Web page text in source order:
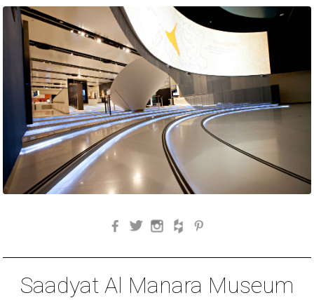
Facebook
TwitterInstagram
Houzz
Saadyat Al Manara Museum